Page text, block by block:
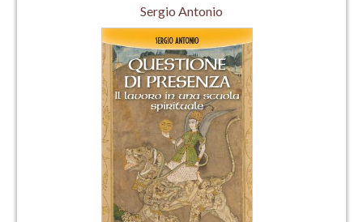
Sergio Antonio